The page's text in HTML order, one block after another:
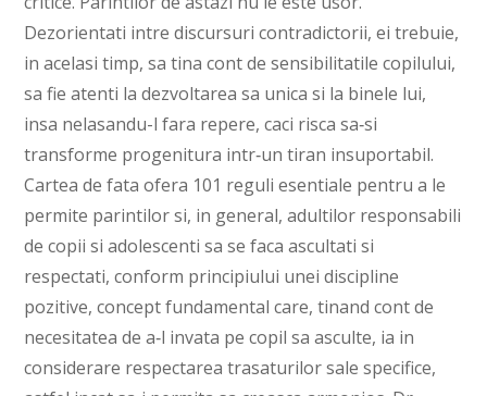
Dezorientati intre discursuri contradictorii, ei trebuie,
in acelasi timp, sa tina cont de sensibilitatile copilului,
sa fie atenti la dezvoltarea sa unica si la binele lui,
insa nelasandu-l fara repere, caci risca sa‑si
transforme progenitura intr‑un tiran insuportabil.
Cartea de fata ofera 101 reguli esentiale pentru a le
permite parintilor si, in general, adultilor responsabili
de copii si adolescenti sa se faca ascultati si
respectati, conform principiului unei discipline
pozitive, concept fundamental care, tinand cont de
necesitatea de a‑l invata pe copil sa asculte, ia in
considerare respectarea trasaturilor sale specifice,